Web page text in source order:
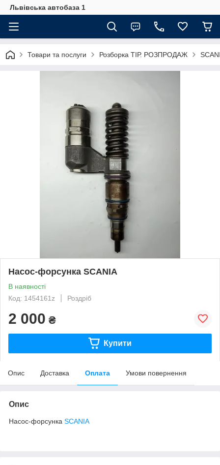
Львівська автобаза 1
Товари та послуги Розборка ТІР. РОЗПРОДАЖ
Насос-форсунка SCANIA
В наявності
Код: 1454161z
Роздріб
2 000 ₴
Купити
Опис Доставка Оплата Умови повернення
Опис
Насос-форсунка SCANIA